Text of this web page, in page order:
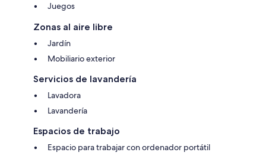
Juegos
Zonas al aire libre
Jardín
Mobiliario exterior
Servicios de lavandería
Lavadora
Lavandería
Espacios de trabajo
Espacio para trabajar con ordenador portátil